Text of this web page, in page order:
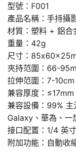
型號：F001
產品名稱：手持攝
材質：塑料 + 鋁
重量：42g
尺寸：
夾持范圍：66-
拉伸范圍：7-10cm
兼容厚度：≤17mm
兼容設備：99%
Galaxy、華為、一
接口配置：1/4 英
附加功能：自動收